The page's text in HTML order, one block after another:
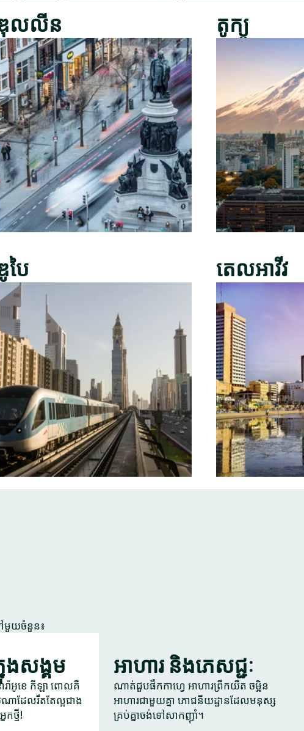
លលីន
បៃ
តូក្យូ
តេលអាវីវ
មួយចំនួន៖
នុងសង្គម
រ៉ាអូខេ កីឡា ពោលគឺ
ាដែលរឹតតែល្អជាង
កថ្មី!
អាហារ និងភេសជ្ជៈ
ណាត់ជួបផឹកកាហ្វេ អាហារព្រឹកយឺត ចម្អិន
អាហារជាមួយគ្នា ភោជនីយដ្ឋានដែលមនុស្ស
គ្រប់គ្នាចង់ទៅសាកញ៉ាំ។